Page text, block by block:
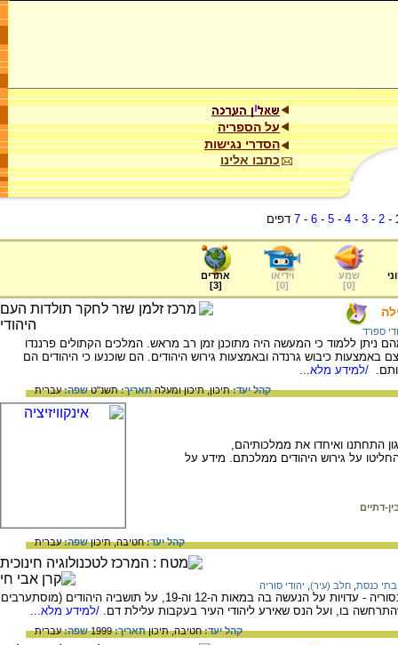
על הספריה
הסדרי נגישות
כתבו אלינו
-
2
-
3
-
4
-
5
-
6
-
7 דפים
שמע
[
0
]
וידיאו
[
0
]
אתרים
[
3
]
ספרד
ניתן ללמוד כי המעשה היה מתוכנן זמן רב מראש. המלכים הקתולים פרננדו
באמצעות כיבוש גרנדה ובאמצעות גירוש היהודים. הם שוכנעו כי היהודים הם
/למידע מלא...
קהל יעד:תיכון,תיכון ומעלהתאריך:תשנ"טשפה:עברית
התחתנו ואיחדו את ממלכותיהם,
הם החליטו על גירוש היהודים ממלכתם. מידע על
דתיים
קהל יעד:חטיבה,תיכוןשפה:עברית
בתי כנסת חלב (עיר) יהודי סוריה
בדף זה מידע על העיר חאלב (ארם צובה) שבסוריה - עדויות על הנעשה בה במאות ה-12 וה-19, על תושביה היהודים (מוסתערבים
בו, ועל הנס שאירע ליהודי העיר בעקבות עלילת דם. /למידע מלא...
קהל יעד:חטיבה,תיכוןתאריך:1999 שפה:עברית